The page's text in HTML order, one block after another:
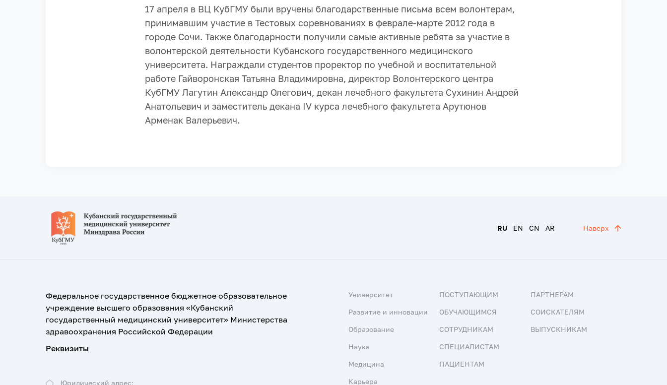
17 апреля в ВЦ КубГМУ были вручены благодарственные письма всем волонтерам,
принимавшим участие в Тестовых соревнованиях в феврале-марте 2012 года в
городе Сочи. Также благодарности получили самые активные ребята за участие в
волонтерской деятельности Кубанского государственного медицинского
университета. Награждали студентов проректор по учебной и воспитательной
работе Гайворонская Татьяна Владимировна, директор Волонтерского центра
КубГМУ Лагутин Александр Олегович, декан лечебного факультета Сухинин Андрей
Анатольевич и заместитель декана IV курса лечебного факультета Арутюнов
Арменак Валерьевич.
RU EN CN AR Наверх
Федеральное государственное бюджетное образовательное
учреждение высшего образования «Кубанский
государственный медицинский университет» Министерства
здравоохранения Российской Федерации
Реквизиты
Юридический адрес:
Университет
Развитие и инновации
Образование
Наука
Медицина
Карьера
ПОСТУПАЮЩИМ
ОБУЧАЮЩИМСЯ
СОТРУДНИКАМ
СПЕЦИАЛИСТАМ
ПАЦИЕНТАМ
ПАРТНЕРАМ
СОИСКАТЕЛЯМ
ВЫПУСКНИКАМ